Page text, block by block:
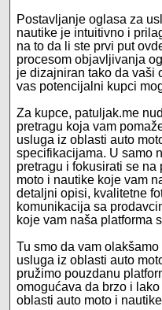
Postavljanje oglasa za
nautike je intuitivno i
na to da li ste prvi put
procesom objavljivanja
je dizajniran tako da vaši
vas potencijalni kupci
Za kupce, patuljak.me
pretragu koja vam
usluga iz oblasti auto
specifikacijama. U samo
pretragu i fokusirati se
moto i nautike koje vam
detaljni opisi, kvalitetne
komunikacija sa
koje vam naša platforma
Tu smo da vam
usluga iz oblasti auto
pružimo pouzdanu
omogućava da brzo i
oblasti auto moto i